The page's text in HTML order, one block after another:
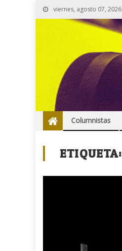
viernes, agosto 07, 2026
Columnistas
ETIQUETA: